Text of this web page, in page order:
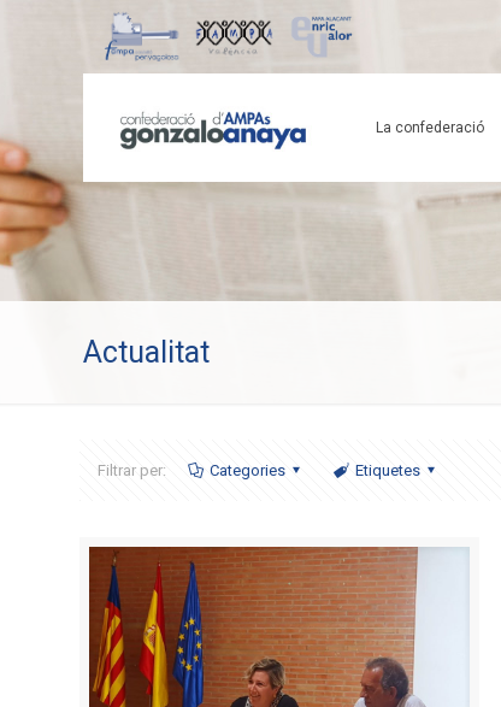
La confederació
Actualitat
Filtrar per: Categories Etiquetes